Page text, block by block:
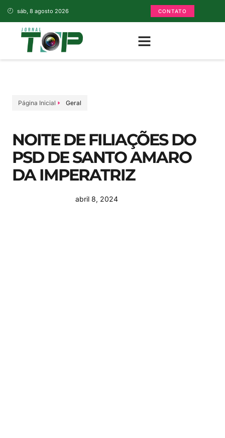
sáb, 8 agosto 2026 CONTATO
Página Inicial Geral
NOITE DE FILIAÇÕES DO
PSD DE SANTO AMARO
DA IMPERATRIZ
abril 8, 2024